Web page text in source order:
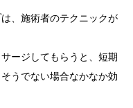
、施術者のテクニックが
ージしてもらうと、短期
うでない場合なかなか効